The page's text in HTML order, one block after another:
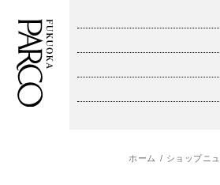
施設案内・アクセス
ホーム ショップニ